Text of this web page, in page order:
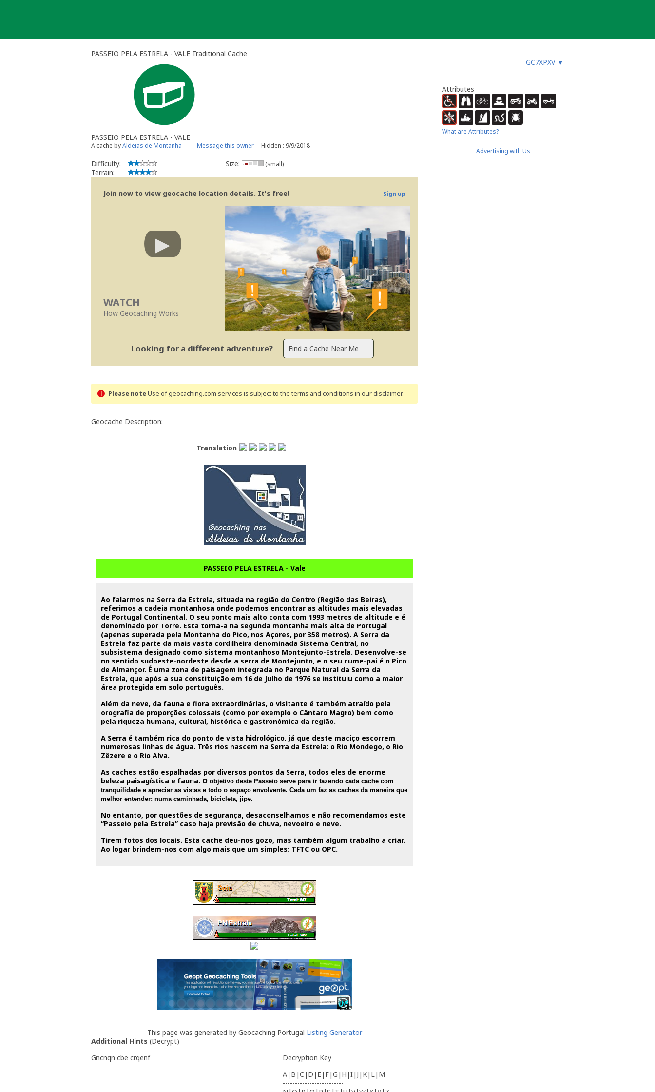
PASSEIO PELA ESTRELA - VALE Traditional Cache
GC7XPXV ▼
PASSEIO PELA ESTRELA - VALE
A cache byAldeias de Montanha Message this owner Hidden : 9/9/2018
Difficulty:
Terrain:
Size: (small)
Join now to view geocache location details. It's free! Sign up
WATCH
How Geocaching Works
Looking for a different adventure?
Please noteUse of geocaching.com services is subject to the terms and conditions in our disclaimer.
Geocache Description:
Translation
PASSEIO PELA ESTRELA - Vale
Ao falarmos na Serra da Estrela, situada na região do Centro (Região das Beiras),
referimos a cadeia montanhosa onde podemos encontrar as altitudes mais elevadas
de Portugal Continental. O seu ponto mais alto conta com 1993 metros de altitude e é
denominado por Torre. Esta torna-a na segunda montanha mais alta de Portugal
(apenas superada pela Montanha do Pico, nos Açores, por 358 metros). A Serra da
Estrela faz parte da mais vasta cordilheira denominada Sistema Central, no
subsistema designado como sistema montanhoso Montejunto-Estrela. Desenvolve-se
no sentido sudoeste-nordeste desde a serra de Montejunto, e o seu cume-pai é o Pico
de Almançor. É uma zona de paisagem integrada no Parque Natural da Serra da
Estrela, que após a sua constituição em 16 de Julho de 1976 se instituiu como a maior
área protegida em solo português.
Além da neve, da fauna e flora extraordinárias, o visitante é também atraído pela
orografia de proporções colossais (como por exemplo o Cântaro Magro) bem como
pela riqueza humana, cultural, histórica e gastronómica da região.
A Serra é também rica do ponto de vista hidrológico, já que deste maciço escorrem
numerosas linhas de água. Três rios nascem na Serra da Estrela: o Rio Mondego, o Rio
Zêzere e o Rio Alva.
As caches estão espalhadas por diversos pontos da Serra, todos eles de enorme
beleza paisagística e fauna. O objetivo deste Passeio serve para ir fazendo cada cache com
tranquilidade e apreciar as vistas e todo o espaço envolvente. Cada um faz as caches da maneira que
melhor entender: numa caminhada, bicicleta, jipe.
No entanto, por questões de segurança, desaconselhamos e não recomendamos este
“Passeio pela Estrela” caso haja previsão de chuva, nevoeiro e neve.
Tirem fotos dos locais. Esta cache deu-nos gozo, mas também algum trabalho a criar.
Ao logar brindem-nos com algo mais que um simples: TFTC ou OPC.
This page was generated by Geocaching Portugal Listing Generator
Additional Hints (Decrypt)
Gncnqn cbe crqenf
Decryption Key
A|B|C|D|E|F|G|H|I|J|K|L|M
-------------------------
Attributes
What are Attributes?
Advertising with Us